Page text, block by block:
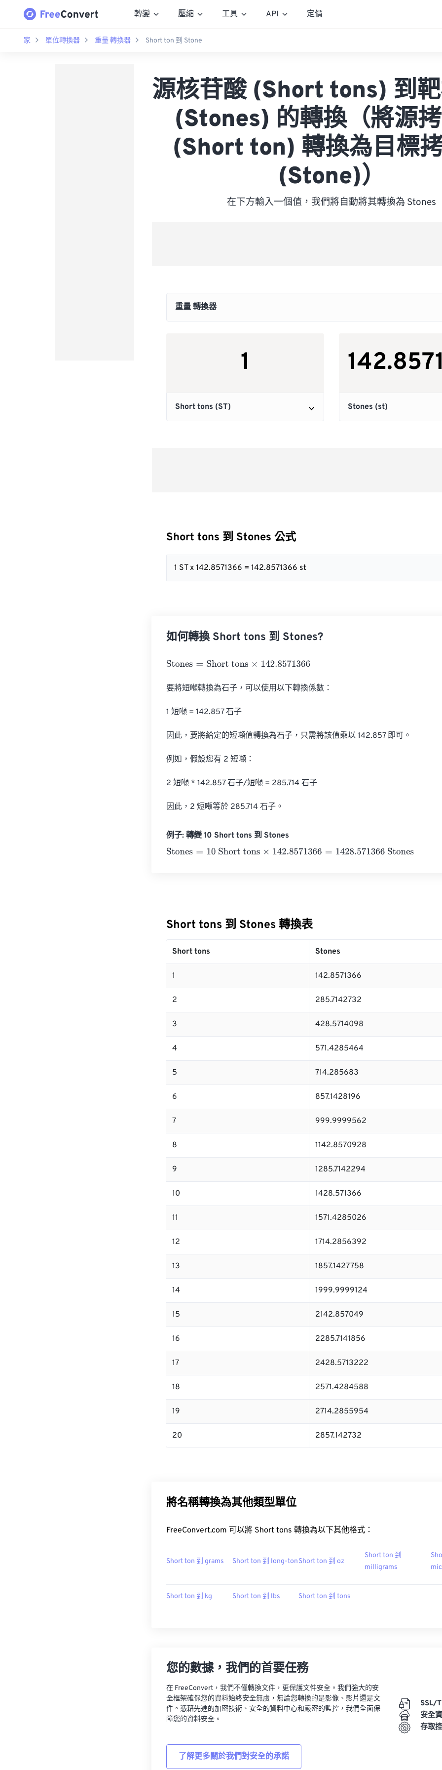
轉變 壓縮 工具 API 定價
家 單位轉換器 重量 轉換器 Short ton 到 Stone
源核苷酸 (Short tons) 到
(Stones) 的轉換（將源
(Short ton) 轉換為目標
(Stone)）
在下方輸入一個值，我們將自動將其轉換為 Stones
Short tons 到 Stones 公式
1 ST x 142.8571366 = 142.8571366 st
如何轉換 Short tons 到 Stones?
Stones= Short tons×142.8571366
要將短噸轉換為石子，可以使用以下轉換係數：
1 短噸 = 142.857 石子
因此，要將給定的短噸值轉換為石子，只需將該值乘以 142.857 即可。
例如，假設您有 2 短噸：
2 短噸 * 142.857 石子/短噸 = 285.714 石子
因此，2 短噸等於 285.714 石子。
例子: 轉變 10 Short tons 到 Stones
Stones= 10 Short tons×142.8571366=1428.571366 Stones
Short tons 到 Stones 轉換表
Short tons Stones
1 142.8571366
2 285.7142732
3 428.5714098
4 571.4285464
5 714.285683
6 857.1428196
7 999.9999562
8 1142.8570928
9 1285.7142294
10 1428.571366
11 1571.4285026
12 1714.2856392
13 1857.1427758
14 1999.9999124
15 2142.857049
16 2285.7141856
17 2428.5713222
18 2571.4284588
19 2714.2855954
20 2857.142732
將名稱轉換為其他類型單位
FreeConvert.com 可以將 Short tons 轉換為以下其他格式：
Short ton 到 grams Short ton 到 long-tonShort ton 到 oz
Short ton 到
milligrams
Short ton 到 kg Short ton 到 lbs Short ton 到 tons
您的數據，我們的首要任務
在 FreeConvert，我們不僅轉換文件，更保護文件安全。我們強大的安
全框架確保您的資料始終安全無虞，無論您轉換的是影像、影片還是文
件。憑藉先進的加密技術、安全的資料中心和嚴密的監控，我們全面保
障您的資料安全。
了解更多關於我們對安全的承諾
SSL/
安全
存取